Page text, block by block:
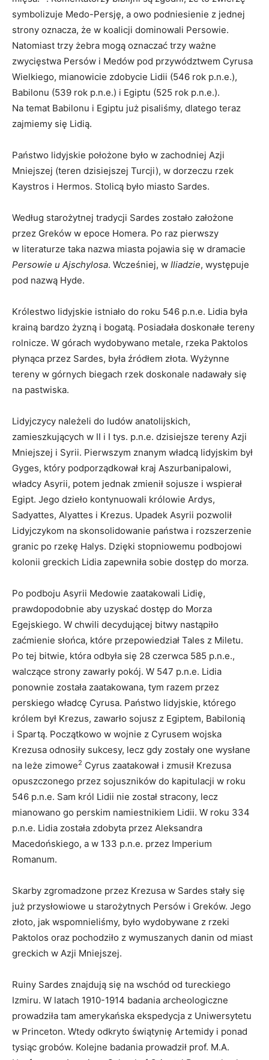
symbolizuje Medo-Persję, a owo podniesienie z jednej
strony oznacza, że w koalicji dominowali Persowie.
Natomiast trzy żebra mogą oznaczać trzy ważne
zwycięstwa Persów i Medów pod przywództwem Cyrusa
Wielkiego, mianowicie zdobycie Lidii (546 rok p.n.e.),
Babilonu (539 rok p.n.e.) i Egiptu (525 rok p.n.e.).
Na temat Babilonu i Egiptu już pisaliśmy, dlatego teraz
zajmiemy się Lidią.
Państwo lidyjskie położone było w zachodniej Azji
Mniejszej (teren dzisiejszej Turcji), w dorzeczu rzek
Kaystros i Hermos. Stolicą było miasto Sardes.
Według starożytnej tradycji Sardes zostało założone
przez Greków w epoce Homera. Po raz pierwszy
w literaturze taka nazwa miasta pojawia się w dramacie
Persowie u Ajschylosa. Wcześniej, w Iliadzie, występuje
pod nazwą Hyde.
Królestwo lidyjskie istniało do roku 546 p.n.e. Lidia była
krainą bardzo żyzną i bogatą. Posiadała doskonałe tereny
rolnicze. W górach wydobywano metale, rzeka Paktolos
płynąca przez Sardes, była źródłem złota. Wyżynne
tereny w górnych biegach rzek doskonale nadawały się
na pastwiska.
Lidyjczycy należeli do ludów anatolijskich,
zamieszkujących w II i I tys. p.n.e. dzisiejsze tereny Azji
Mniejszej i Syrii. Pierwszym znanym władcą lidyjskim był
Gyges, który podporządkował kraj Aszurbanipalowi,
władcy Asyrii, potem jednak zmienił sojusze i wspierał
Egipt. Jego dzieło kontynuowali królowie Ardys,
Sadyattes, Alyattes i Krezus. Upadek Asyrii pozwolił
Lidyjczykom na skonsolidowanie państwa i rozszerzenie
granic po rzekę Halys. Dzięki stopniowemu podbojowi
kolonii greckich Lidia zapewniła sobie dostęp do morza.
Po podboju Asyrii Medowie zaatakowali Lidię,
prawdopodobnie aby uzyskać dostęp do Morza
Egejskiego. W chwili decydującej bitwy nastąpiło
zaćmienie słońca, które przepowiedział Tales z Miletu.
Po tej bitwie, która odbyła się 28 czerwca 585 p.n.e.,
walczące strony zawarły pokój. W 547 p.n.e. Lidia
ponownie została zaatakowana, tym razem przez
perskiego władcę Cyrusa. Państwo lidyjskie, którego
królem był Krezus, zawarło sojusz z Egiptem, Babilonią
i Spartą. Początkowo w wojnie z Cyrusem wojska
Krezusa odnosiły sukcesy, lecz gdy zostały one wysłane
na leże zimowe2 Cyrus zaatakował i zmusił Krezusa
opuszczonego przez sojuszników do kapitulacji w roku
546 p.n.e. Sam król Lidii nie został stracony, lecz
mianowano go perskim namiestnikiem Lidii. W roku 334
p.n.e. Lidia została zdobyta przez Aleksandra
Macedońskiego, a w 133 p.n.e. przez Imperium
Romanum.
Skarby zgromadzone przez Krezusa w Sardes stały się
już przysłowiowe u starożytnych Persów i Greków. Jego
złoto, jak wspomnieliśmy, było wydobywane z rzeki
Paktolos oraz pochodziło z wymuszanych danin od miast
greckich w Azji Mniejszej.
Ruiny Sardes znajdują się na wschód od tureckiego
Izmiru. W latach 1910-1914 badania archeologiczne
prowadziła tam amerykańska ekspedycja z Uniwersytetu
w Princeton. Wtedy odkryto świątynię Artemidy i ponad
tysiąc grobów. Kolejne badania prowadził prof. M.A.